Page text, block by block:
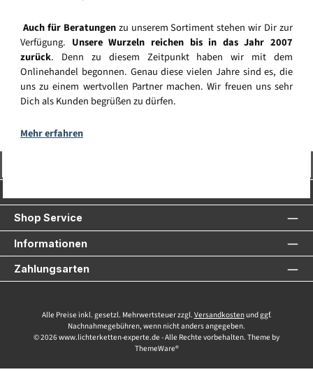
Auch für Beratungenzu unserem Sortiment stehen wir Dir zur
Verfügung. Unsere Wurzeln reichen bis in das Jahr 2007
zurück. Denn zu diesem Zeitpunkt haben wir mit dem
Onlinehandel begonnen. Genau diese vielen Jahre sind es, die
uns zu einem wertvollen Partner machen. Wir freuen uns sehr
Dich als Kunden begrüßen zu dürfen.
Mehr erfahren
Shop Service
Informationen
Zahlungsarten
Alle Preise inkl. gesetzl. Mehrwertsteuer zzgl. Versandkostenund ggf.
Nachnahmegebühren, wenn nicht anders angegeben.
© 2026 www.lichterketten-experte.de - Alle Rechte vorbehalten. Theme by
ThemeWare®